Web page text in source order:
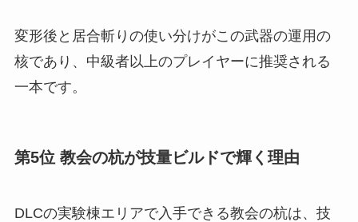
変形後と居合斬りの使い分けがこの武器の運用の
核であり、中級者以上のプレイヤーに推奨される
一本です。
第5位 教会の杭が技量ビルドで輝く理由
DLCの実験棟エリアで入手できる教会の杭は、技